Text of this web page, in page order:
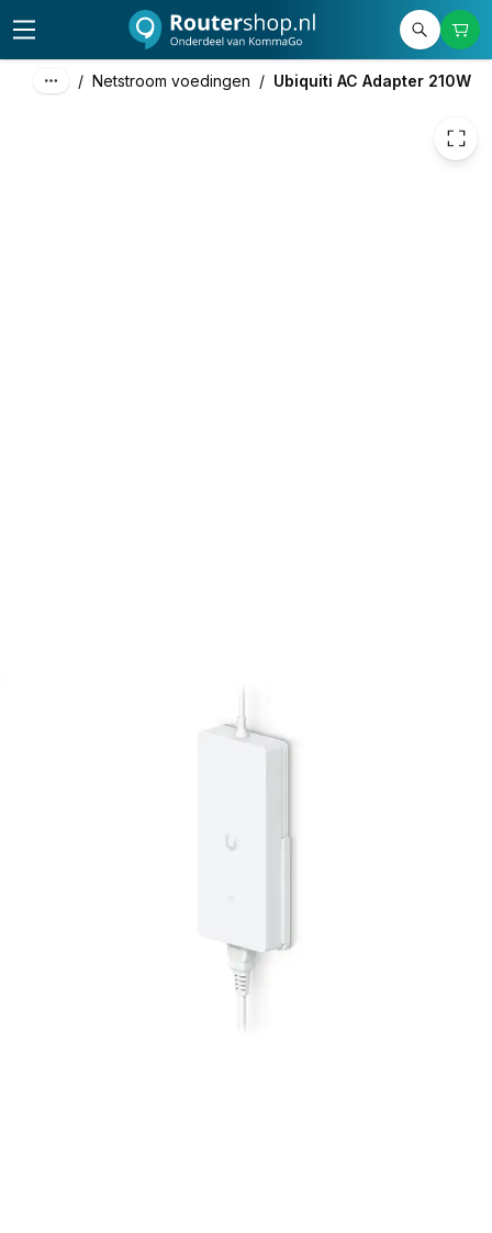
/ Netstroom voedingen / Ubiquiti AC Adapter 210W
excl. btw
incl. btw